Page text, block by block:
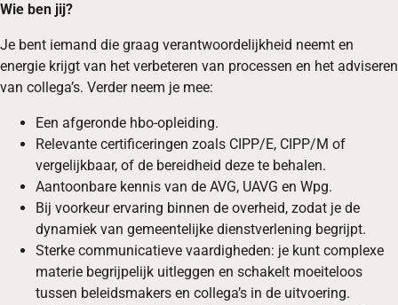
Wie ben jij?
Je bent iemand die graag verantwoordelijkheid neemt en
energie krijgt van het verbeteren van processen en het adviseren
van collega’s. Verder neem je mee:
Een afgeronde hbo-opleiding.
Relevante certificeringen zoals CIPP/E, CIPP/M of
vergelijkbaar, of de bereidheid deze te behalen.
Aantoonbare kennis van de AVG, UAVG en Wpg.
Bij voorkeur ervaring binnen de overheid, zodat je de
dynamiek van gemeentelijke dienstverlening begrijpt.
Sterke communicatieve vaardigheden: je kunt complexe
materie begrijpelijk uitleggen en schakelt moeiteloos
tussen beleidsmakers en collega’s in de uitvoering.